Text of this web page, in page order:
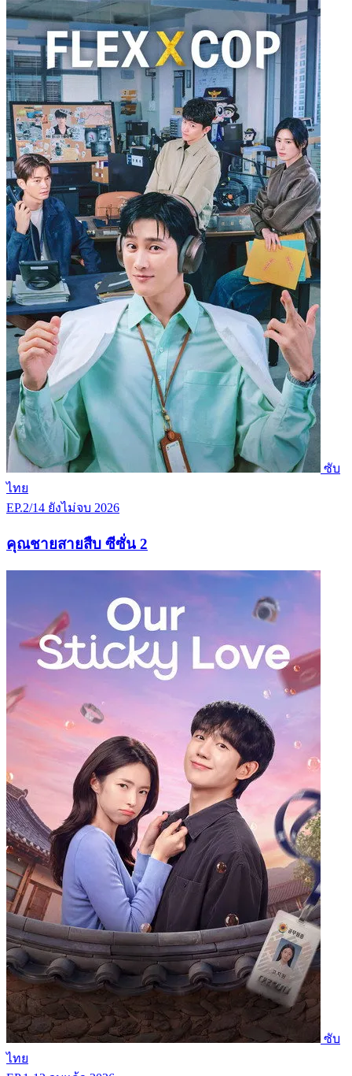
ซับ
ไทย
EP.2/14 ยังไม่จบ 2026
คุณชายสายสืบ ซีซั่น 2
ซับ
ไทย